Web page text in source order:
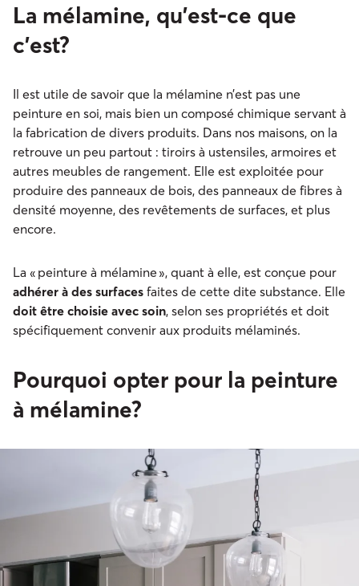
La mélamine, qu’est-ce que
c’est?
Il est utile de savoir que la mélamine n’est pas une
peinture en soi, mais bien un composé chimique servant à
la fabrication de divers produits. Dans nos maisons, on la
retrouve un peu partout : tiroirs à ustensiles, armoires et
autres meubles de rangement. Elle est exploitée pour
produire des panneaux de bois, des panneaux de fibres à
densité moyenne, des revêtements de surfaces, et plus
encore.
La « peinture à mélamine », quant à elle, est conçue pour
adhérer à des surfaces faites de cette dite substance. Elle
doit être choisie avec soin, selon ses propriétés et doit
spécifiquement convenir aux produits mélaminés.
Pourquoi opter pour la peinture
à mélamine?